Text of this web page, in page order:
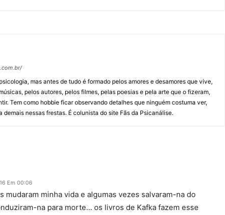
mas antes de tudo é formado pelos amores e desamores que vive,
pelos autores, pelos filmes, pelas poesias e pela arte que o fizeram,
Tem como hobbie ficar observando detalhes que ninguém costuma ver,
nessas frestas. É colunista do site Fãs da Psicanálise.
Em 00:06
minha vida e algumas vezes salvaram-na do
na para morte… os livros de Kafka fazem esse